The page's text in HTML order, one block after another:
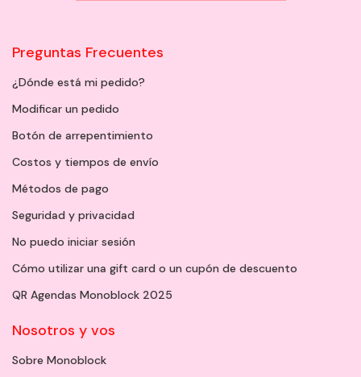
Preguntas Frecuentes
¿Dónde está mi pedido?
Modificar un pedido
Botón de arrepentimiento
Costos y tiempos de envío
Métodos de pago
Seguridad y privacidad
No puedo iniciar sesión
Cómo utilizar una gift card o un cupón de descuento
QR Agendas Monoblock 2025
Nosotros y vos
Sobre Monoblock